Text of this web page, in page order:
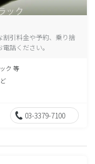
割引料金や予約、乗り捨
話ください。
ク 等
03-3379-7100